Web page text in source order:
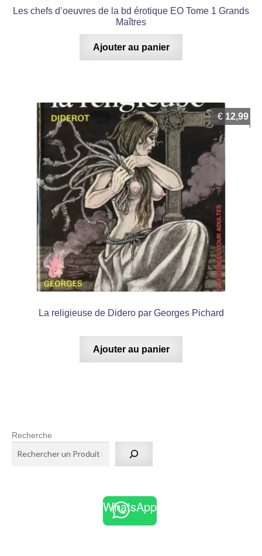
Les chefs d’oeuvres de la bd érotique EO Tome 1 Grands
Maîtres
Ajouter au panier
La religieuse de Didero par Georges Pichard
€ 12,99
Ajouter au panier
Recherche
WhatsApp